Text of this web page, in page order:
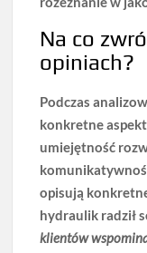
Na co
opiniach?
Podczas
konkretne
umiejętność
opisują
hydraulik radził
klientów